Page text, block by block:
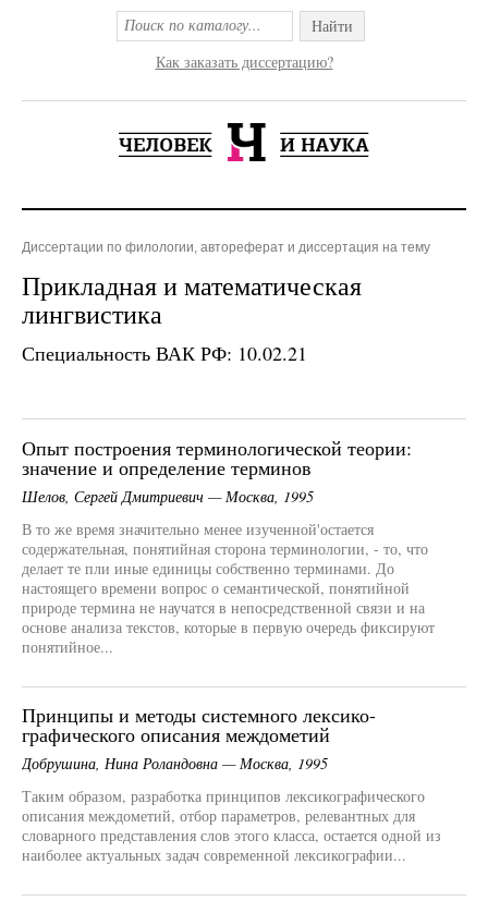
Найти
Как заказать диссертацию?
Диссертации по филологии, автореферат и диссертация на тему
Прикладная и математическая
лингвистика
Специальность ВАК РФ: 10.02.21
Опыт построения терминологической теории:
значение и определение терминов
Шелов, Сергей Дмитриевич — Москва, 1995
В то же время значительно менее изученной'остается
содержательная, понятийная сторона терминологии, - то, что
делает те пли иные единицы собственно терминами. До
настоящего времени вопрос о семантической, понятийной
природе термина не научатся в непосредственной связи и на
основе анализа текстов, которые в первую очередь фиксируют
понятийное...
Принципы и методы системного лексико-
графического описания междометий
Добрушина, Нина Роландовна — Москва, 1995
Таким образом, разработка принципов лексикографического
описания междометий, отбор параметров, релевантных для
словарного представления слов этого класса, остается одной из
наиболее актуальных задач современной лексикографии...